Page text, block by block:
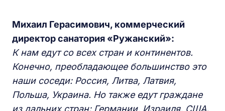
Михаил Герасимович, коммерческий
директор санатория «Ружанский»:
К нам едутсовсех стран и континентов.
Конечно, преобладающее большинство это
наши соседи: Россия, Литва, Латвия,
Польша, Украина. Но также едут граждане
из дальних стран: Германии, Израиля, США.